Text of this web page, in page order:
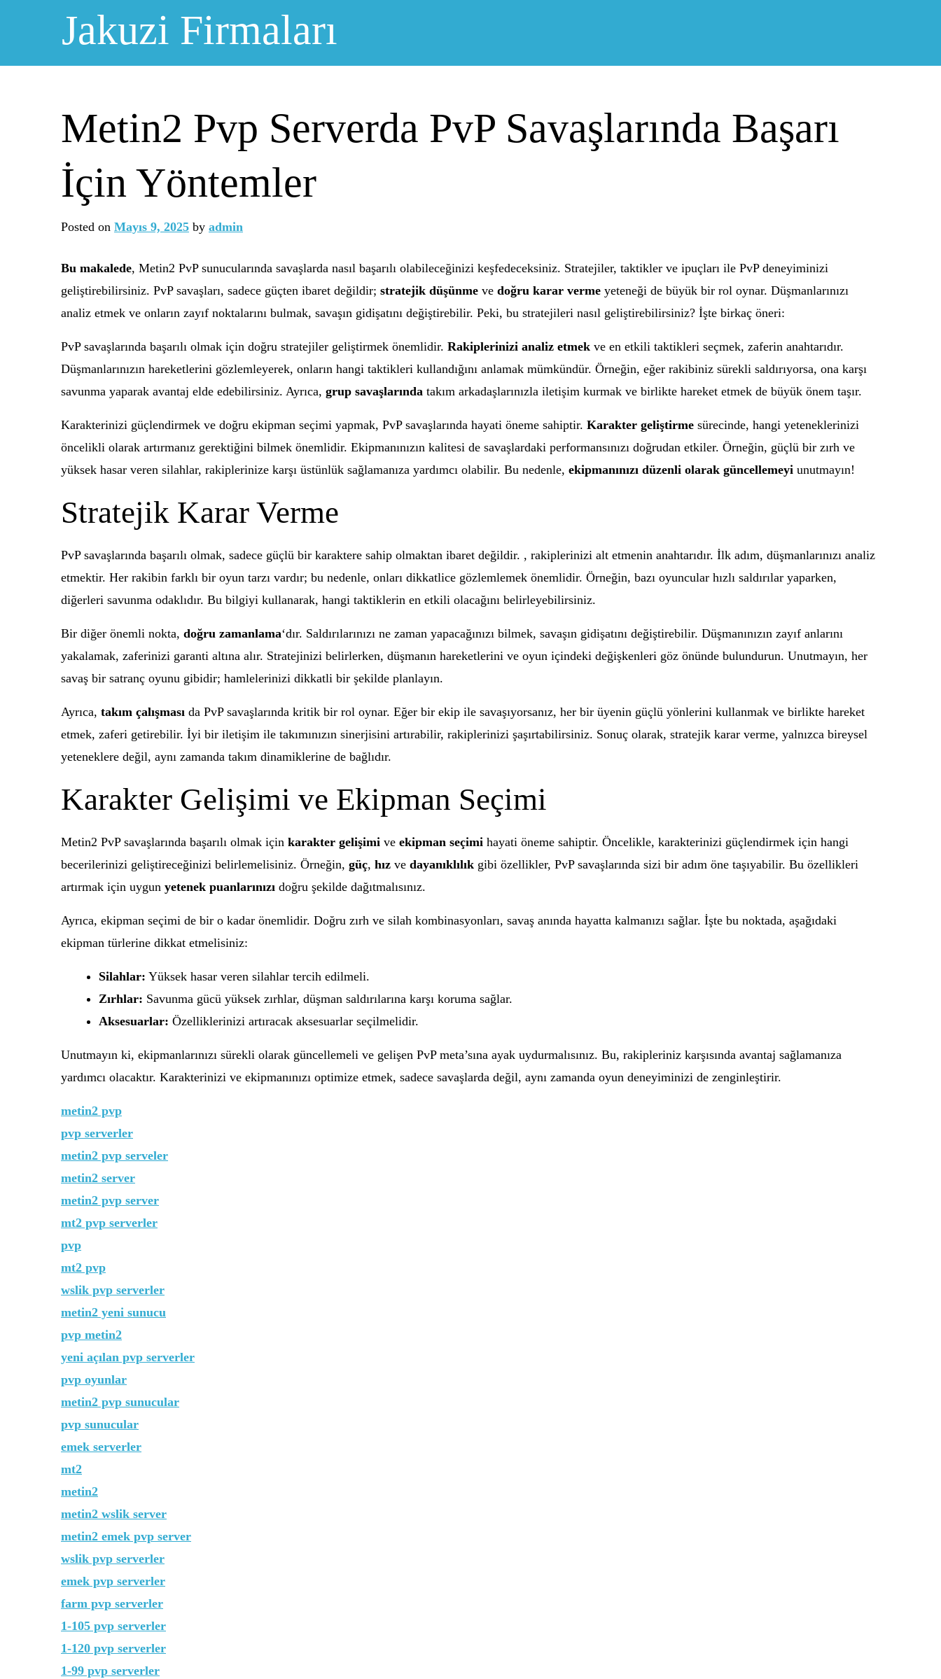
Jakuzi Firmaları
Metin2 Pvp Serverda PvP Savaşlarında Başarı
İçin Yöntemler
Posted on Mayıs 9, 2025 by admin
Bu makalede, Metin2 PvP sunucularında savaşlarda nasıl başarılı olabileceğinizi keşfedeceksiniz. Stratejiler, taktikler ve ipuçları ile PvP deneyiminizi
geliştirebilirsiniz. PvP savaşları, sadece güçten ibaret değildir; stratejik düşünme ve doğru karar verme yeteneği de büyük bir rol oynar. Düşmanlarınızı
analiz etmek ve onların zayıf noktalarını bulmak, savaşın gidişatını değiştirebilir. Peki, bu stratejileri nasıl geliştirebilirsiniz? İşte birkaç öneri:
PvP savaşlarında başarılı olmak için doğru stratejiler geliştirmek önemlidir. Rakiplerinizi analiz etmek ve en etkili taktikleri seçmek, zaferin anahtarıdır.
Düşmanlarınızın hareketlerini gözlemleyerek, onların hangi taktikleri kullandığını anlamak mümkündür. Örneğin, eğer rakibiniz sürekli saldırıyorsa, ona karşı
savunma yaparak avantaj elde edebilirsiniz. Ayrıca, grup savaşlarında takım arkadaşlarınızla iletişim kurmak ve birlikte hareket etmek de büyük önem taşır.
Karakterinizi güçlendirmek ve doğru ekipman seçimi yapmak, PvP savaşlarında hayati öneme sahiptir. Karakter geliştirme sürecinde, hangi yeteneklerinizi
öncelikli olarak artırmanız gerektiğini bilmek önemlidir. Ekipmanınızın kalitesi de savaşlardaki performansınızı doğrudan etkiler. Örneğin, güçlü bir zırh ve
yüksek hasar veren silahlar, rakiplerinize karşı üstünlük sağlamanıza yardımcı olabilir. Bu nedenle, ekipmanınızı düzenli olarak güncellemeyi unutmayın!
Stratejik Karar Verme
PvP savaşlarında başarılı olmak, sadece güçlü bir karaktere sahip olmaktan ibaret değildir. , rakiplerinizi alt etmenin anahtarıdır. İlk adım, düşmanlarınızı analiz
etmektir. Her rakibin farklı bir oyun tarzı vardır; bu nedenle, onları dikkatlice gözlemlemek önemlidir. Örneğin, bazı oyuncular hızlı saldırılar yaparken,
diğerleri savunma odaklıdır. Bu bilgiyi kullanarak, hangi taktiklerin en etkili olacağını belirleyebilirsiniz.
Bir diğer önemli nokta, doğru zamanlama‘dır. Saldırılarınızı ne zaman yapacağınızı bilmek, savaşın gidişatını değiştirebilir. Düşmanınızın zayıf anlarını
yakalamak, zaferinizi garanti altına alır. Stratejinizi belirlerken, düşmanın hareketlerini ve oyun içindeki değişkenleri göz önünde bulundurun. Unutmayın, her
savaş bir satranç oyunu gibidir; hamlelerinizi dikkatli bir şekilde planlayın.
Ayrıca, takım çalışması da PvP savaşlarında kritik bir rol oynar. Eğer bir ekip ile savaşıyorsanız, her bir üyenin güçlü yönlerini kullanmak ve birlikte hareket
etmek, zaferi getirebilir. İyi bir iletişim ile takımınızın sinerjisini artırabilir, rakiplerinizi şaşırtabilirsiniz. Sonuç olarak, stratejik karar verme, yalnızca bireysel
yeteneklere değil, aynı zamanda takım dinamiklerine de bağlıdır.
Karakter Gelişimi ve Ekipman Seçimi
Metin2 PvP savaşlarında başarılı olmak için karakter gelişimi ve ekipman seçimi hayati öneme sahiptir. Öncelikle, karakterinizi güçlendirmek için hangi
becerilerinizi geliştireceğinizi belirlemelisiniz. Örneğin, güç, hız ve dayanıklılık gibi özellikler, PvP savaşlarında sizi bir adım öne taşıyabilir. Bu özellikleri
artırmak için uygun yetenek puanlarınızı doğru şekilde dağıtmalısınız.
Ayrıca, ekipman seçimi de bir o kadar önemlidir. Doğru zırh ve silah kombinasyonları, savaş anında hayatta kalmanızı sağlar. İşte bu noktada, aşağıdaki
ekipman türlerine dikkat etmelisiniz:
Silahlar: Yüksek hasar veren silahlar tercih edilmeli.
Zırhlar: Savunma gücü yüksek zırhlar, düşman saldırılarına karşı koruma sağlar.
Aksesuarlar: Özelliklerinizi artıracak aksesuarlar seçilmelidir.
Unutmayın ki, ekipmanlarınızı sürekli olarak güncellemeli ve gelişen PvP meta’sına ayak uydurmalısınız. Bu, rakipleriniz karşısında avantaj sağlamanıza
yardımcı olacaktır. Karakterinizi ve ekipmanınızı optimize etmek, sadece savaşlarda değil, aynı zamanda oyun deneyiminizi de zenginleştirir.
metin2 pvp
pvp serverler
metin2 pvp serveler
metin2 server
metin2 pvp server
mt2 pvp serverler
pvp
mt2 pvp
wslik pvp serverler
metin2 yeni sunucu
pvp metin2
yeni açılan pvp serverler
pvp oyunlar
metin2 pvp sunucular
pvp sunucular
emek serverler
mt2
metin2
metin2 wslik server
metin2 emek pvp server
wslik pvp serverler
emek pvp serverler
farm pvp serverler
1-105 pvp serverler
1-120 pvp serverler
1-99 pvp serverler